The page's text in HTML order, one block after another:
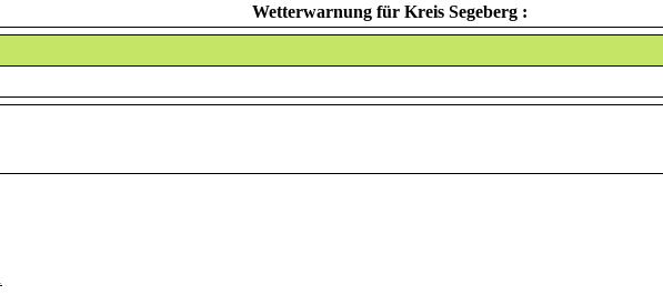
Wetterwarnung für Kreis Segeberg :